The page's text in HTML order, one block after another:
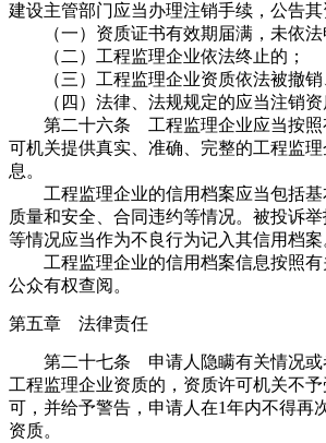
建设主管部门应当办理注销手续，公告其
（一）资质证书有效期届满，未依法
（二）工程监理企业依法终止的；
（三）工程监理企业资质依法被撤销
（四）法律、法规规定的应当注销资
第二十六条 工程监理企业应当按照
可机关提供真实、准确、完整的工程监
息。
工程监理企业的信用档案应当包括基
质量和安全、合同违约等情况。被投诉
等情况应当作为不良行为记入其信用档案
工程监理企业的信用档案信息按照有
公众有权查阅。
第五章 法律责任
第二十七条 申请人隐瞒有关情况或
工程监理企业资质的，资质许可机关不
可，并给予警告，申请人在1年内不得再
资质。